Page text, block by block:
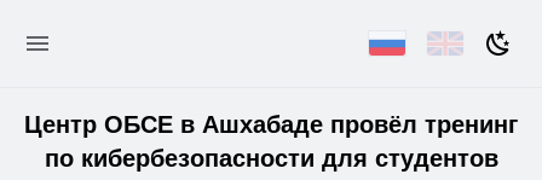
Центр ОБСЕ в Ашхабаде провёл тренинг
по кибербезопасности для студентов